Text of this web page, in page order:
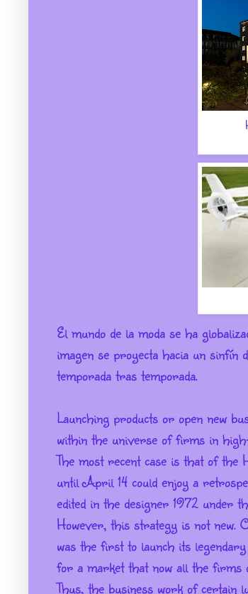
El mundo de la moda se ha
imagen se proyecta hacia un sinfín
temporada tras temporada.
Launching products or open new
within the universe of firms in
The most recent case is that of
until April 14 could enjoy a
edited in the designer 1972 under
However, this strategy is not new.
was the first to launch its
for a market that now all the firms
Thus, the business work of certain